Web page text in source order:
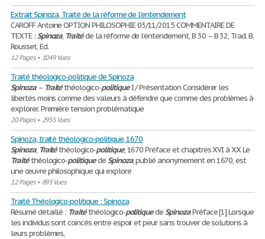
Extrait Spinoza, Traité de la réforme de l'entendement
CAROFF Antoine OPTION PHILOSOPHIE 03/11/2015 COMMENTAIRE DE
TEXTE :Spinoza, Traitéde la réforme de l’entendement, B 30 – B 32, Trad. B.
Rousset, Ed.
12 Pages• 1049 Vues
Traité théologico-politique de Spinoza
Spinoza– Traitéthéologico-politiqueI / Présentation Considérer les
libertés moins comme des valeurs à défendre que comme des problèmes à
explorer. Première tension problématique
20 Pages• 2955 Vues
Spinoza, traité théologico-politique, 1670
Spinoza, Traitéthéologico-politique, 1670 Préface et chapitres XVI à XX Le
Traitéthéologico-politiquedeSpinoza, publié anonymement en 1670, est
une œuvre philosophique qui explore
12 Pages• 893 Vues
Traité Théologico-politique : Spinoza
Résumé détaillé : Traitéthéologico-politiquedeSpinozaPréface [1] Lorsque
les individus sont coincés entre espoir et peur sans trouver de solutions à
leurs problèmes,